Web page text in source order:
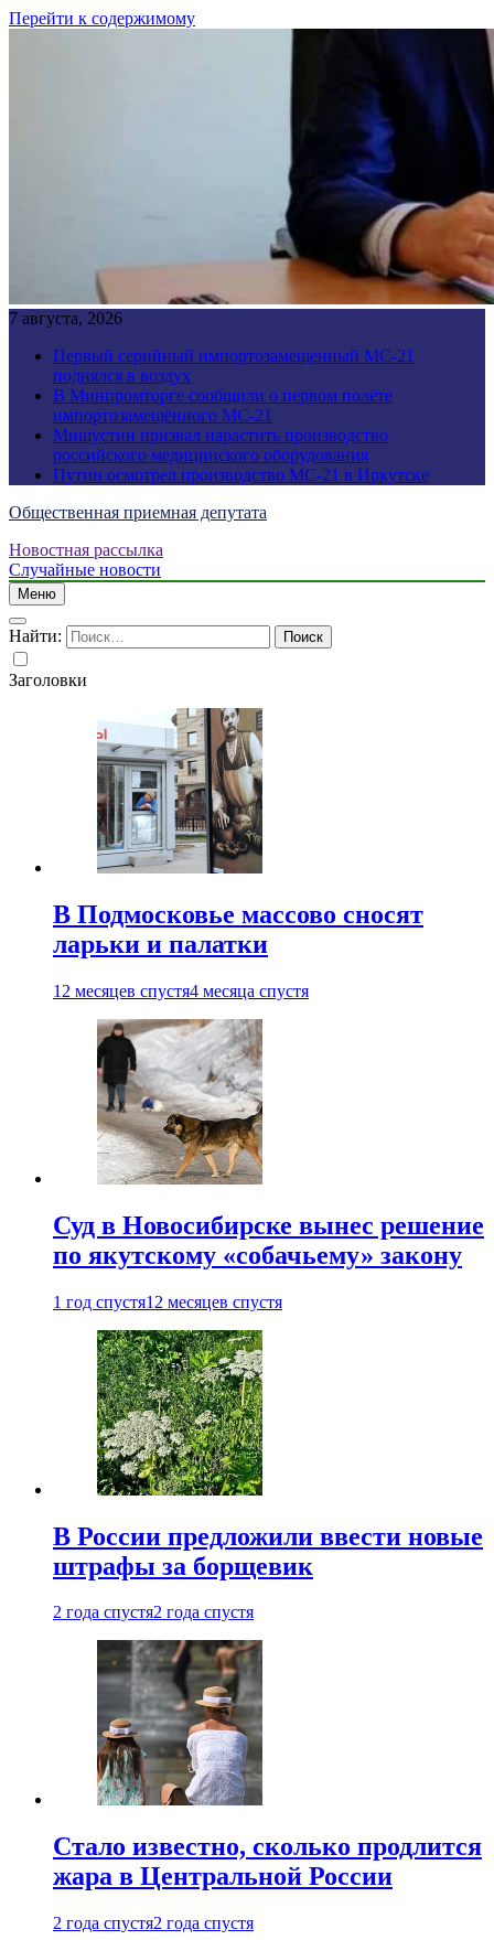
Перейти к содержимому
7 августа, 2026
Первый серийный импортозамещенный МС-21
поднялся в воздух
В Минпромторге сообщили о первом полёте
импортозамещённого МС-21
Мишустин призвал нарастить производство
российского медицинского оборудования
Путин осмотрел производство МС-21 в Иркутске
Общественная приемная депутата
Новостная рассылка
Случайные новости
Меню
Найти:
Заголовки
В Подмосковье массово сносят
ларьки и палатки
12 месяцев спустя4 месяца спустя
Суд в Новосибирске вынес решение
по якутскому «собачьему» закону
1 год спустя12 месяцев спустя
В России предложили ввести новые
штрафы за борщевик
2 года спустя2 года спустя
Стало известно, сколько продлится
жара в Центральной России
2 года спустя2 года спустя